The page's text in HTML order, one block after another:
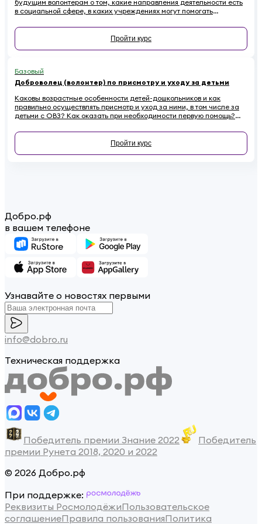
будущим волонтерам о том, какие направления деятельности есть
в социальной сфере, в каких учреждениях могут помогать
Пройти курс
Базовый
Доброволец (волонтер) по присмотру и уходу за детьми
Каковы возрастные особенности детей-дошкольников и как
правильно осуществлять присмотр и уход за ними, в том числе за
детьми с ОВЗ? Как оказать при необходимости первую помощь?
добровольцев, работающих с детьми
Пройти курс
Добро.рф
в вашем телефоне
Узнавайте о новостях первыми
info@dobro.ru
Техническая поддержка
Победитель премии Знание 2022
Победитель
премии Рунета 2018, 2020 и 2022
© 2026 Добро.рф
При поддержке:
Реквизиты РосмолодёжиПользовательское
соглашениеПравила пользованияПолитика